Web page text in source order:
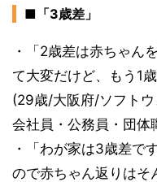
■「3歳差」
・「2歳差は赤ちゃん
て大変だけど、もう1
(29歳/大阪府/ソフト
会社員・公務員・団体
・「わが家は3歳差で
ので赤ちゃん返りは